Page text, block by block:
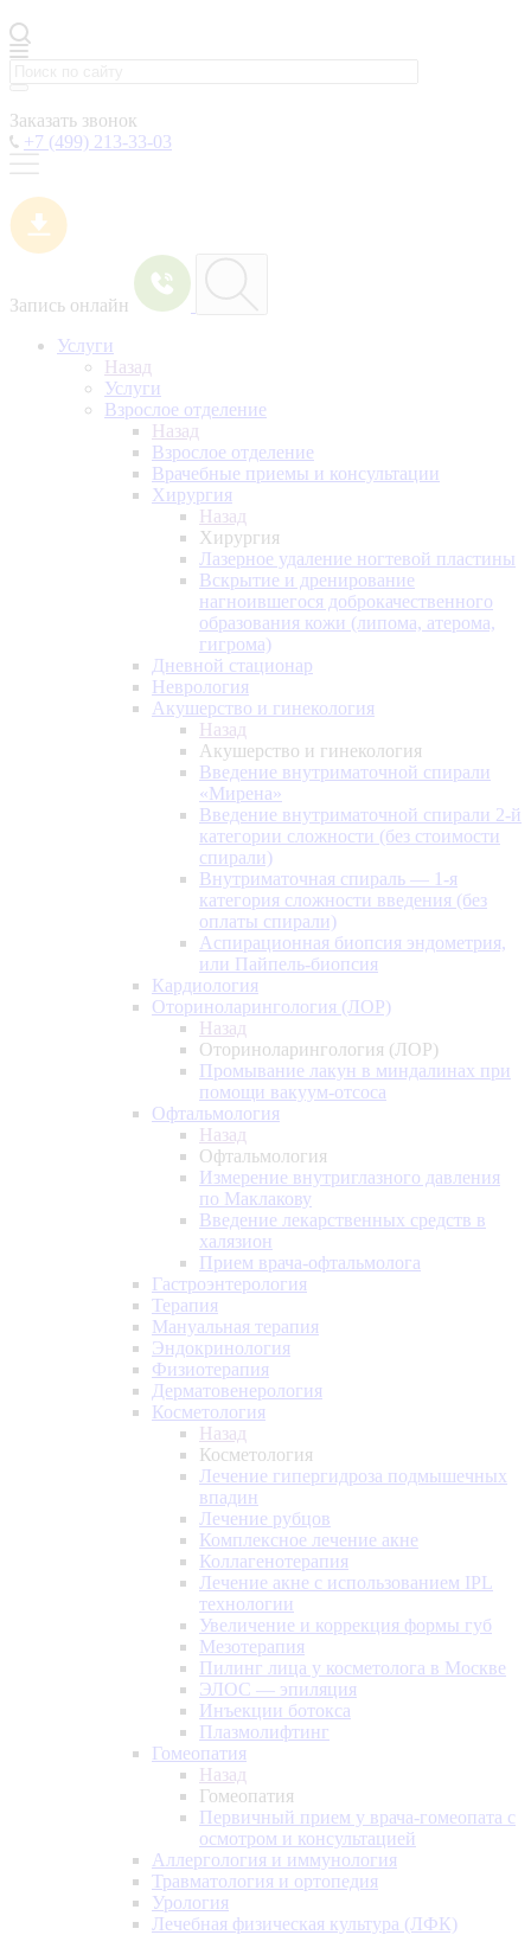
Заказать звонок
+7 (499) 213-33-03
Запись онлайн
Услуги
Назад
Услуги
Взрослое отделение
Назад
Взрослое отделение
Врачебные приемы и консультации
Хирургия
Назад
Хирургия
Лазерное удаление ногтевой пластины
Вскрытие и дренирование
нагноившегося доброкачественного
образования кожи (липома, атерома,
гигрома)
Дневной стационар
Неврология
Акушерство и гинекология
Назад
Акушерство и гинекология
Введение внутриматочной спирали
«Мирена»
Введение внутриматочной спирали 2-й
категории сложности (без стоимости
спирали)
Внутриматочная спираль — 1-я
категория сложности введения (без
оплаты спирали)
Аспирационная биопсия эндометрия,
или Пайпель-биопсия
Кардиология
Оториноларингология (ЛОР)
Назад
Оториноларингология (ЛОР)
Промывание лакун в миндалинах при
помощи вакуум-отсоса
Офтальмология
Назад
Офтальмология
Измерение внутриглазного давления
по Маклакову
Введение лекарственных средств в
халязион
Прием врача-офтальмолога
Гастроэнтерология
Терапия
Мануальная терапия
Эндокринология
Физиотерапия
Дерматовенерология
Косметология
Назад
Косметология
Лечение гипергидроза подмышечных
впадин
Лечение рубцов
Комплексное лечение акне
Коллагенотерапия
Лечение акне с использованием IPL
технологии
Увеличение и коррекция формы губ
Мезотерапия
Пилинг лица у косметолога в Москве
ЭЛОС — эпиляция
Инъекции ботокса
Плазмолифтинг
Гомеопатия
Назад
Гомеопатия
Первичный прием у врача-гомеопата с
осмотром и консультацией
Аллергология и иммунология
Травматология и ортопедия
Урология
Лечебная физическая культура (ЛФК)